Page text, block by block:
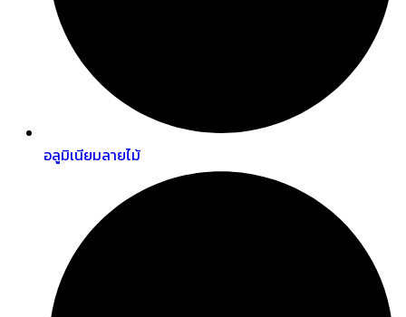
อลูมิเนียมลายไม้